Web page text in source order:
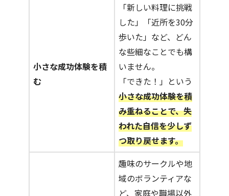
小さな成功体験を積
む
「新しい料理に挑戦
した」「近所を30分
歩いた」など、どん
な些細なことでも構
いません。
「できた！」という
小さな成功体験を積
み重ねることで、失
われた自信を少しず
つ取り戻せます。
趣味のサークルや地
域のボランティアな
ど、家庭や職場以外